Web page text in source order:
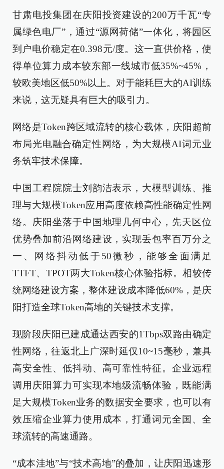
甘肃电投集团在庆阳投资建设的200万千瓦“专
属绿色电厂”，通过“源网荷储”一体化，将园区
到户电价稳定在0.398元/度。这一直供价格，使
得单位算力成本较东部一线城市低35%~45%，
较欧美地区低50%以上。对于能耗巨大的AI训练
来说，这无疑具有巨大的吸引力。
网络是Token跨区域流转的核心载体，庆阳超前
布局光电融合确定性网络，为大规模AI词元业
务筑牢技术保障。
中国工程院院士刘韵洁表示，大模型训练、推
理与大规模Token应用高度依赖高性能确定性网
络。庆阳坐落于中国地理几何中心，先天区位
优势叠加前沿网络建设，实现丢包率百万分之
一、网络抖动低于50微秒，能够全面满足
TTFT、TPOT两大Token核心体验指标。相较传
统网络建设方案，整体建设成本降低60%，是庆
阳打造全球Token高地的关键技术支撑。
现阶段庆阳已建成通达西安的1Tbps双路由确定
性网络，往返北上广深时延仅10~15毫秒，兼具
高安全性、低抖动、高可靠性特征。企业远程
调用庆阳算力可实现本地级流畅体验，既能满
足大规模Token业务的数据安全要求，也可以有
效压缩企业算力使用成本，打通词元全国、全
球流转的高速通路。
“成本洼地”与“技术高地”的叠加，让庆阳迅速形